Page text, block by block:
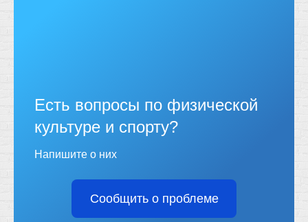
Есть вопросы по физической
культуре и спорту?
Напишите о них
Сообщить о проблеме